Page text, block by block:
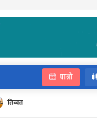
पात्रो
तिब्बत